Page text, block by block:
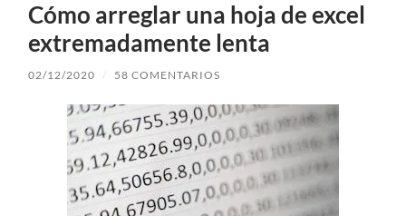
Cómo arreglar una hoja de excel
extremadamente lenta
02/12/2020 / 58 COMENTARIOS